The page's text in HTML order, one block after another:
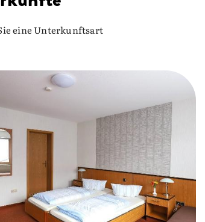
eine Unterkunftsart